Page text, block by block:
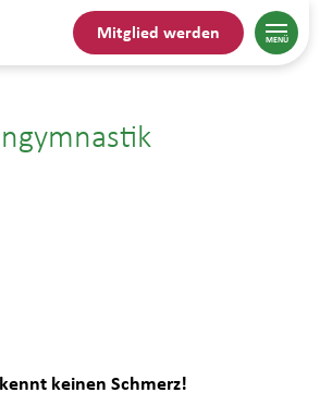
Mitglied werden
keinen Schmerz!